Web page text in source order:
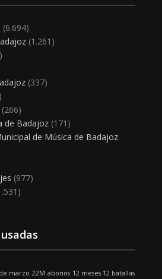
(6.694)
(1.261)
(337)
(266)
de Badajoz(171)
de Música de Badajoz
(977)
marzo 22M abonos 12 meses 12 batallas